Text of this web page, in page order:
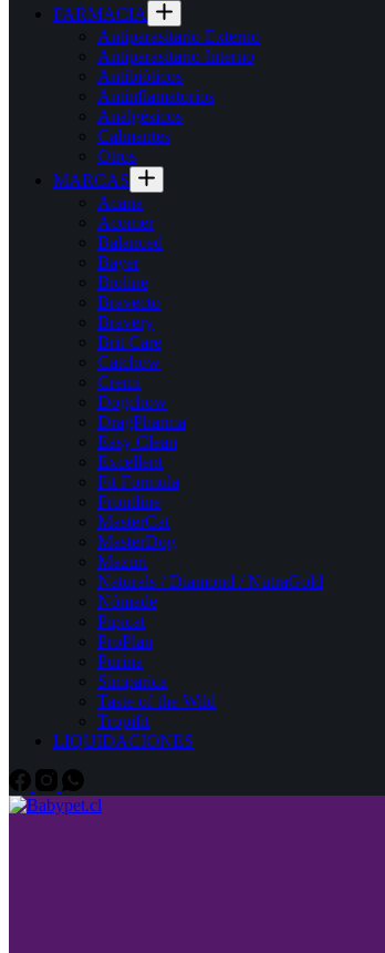
FARMACIA
Antiparasitario Externo
Antiparasitario Interno
Antibióticos
Antinflamatorios
Analgésicos
Calmantes
Otros
MARCAS
Acana
Acomer
Balanced
Bayer
Bioline
Bravecto
Bravery
Brit Care
Catchow
Cremi
Dogchow
DragPharma
Easy Clean
Excellent
Fit Formula
Frontline
MasterCat
MasterDog
Mazuri
Naturals / Diamond / NutraGold
Nómade
Pipicat
ProPlan
Purina
Simparica
Taste of the Wild
Tropifit
LIQUIDACIONES